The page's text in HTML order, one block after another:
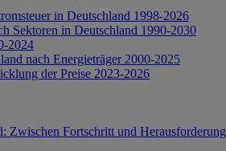
in Deutschland 1998-2026
Sektoren in Deutschland 1990-2030
2024
nach Energieträger 2000-2025
der Preise 2023-2026
Zwischen Fortschritt und Herausforderung